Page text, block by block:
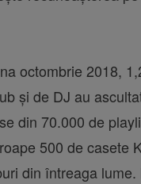
octombrie 2018,
și de DJ au
din 70.000 de
500 de casete
din întreaga lume.